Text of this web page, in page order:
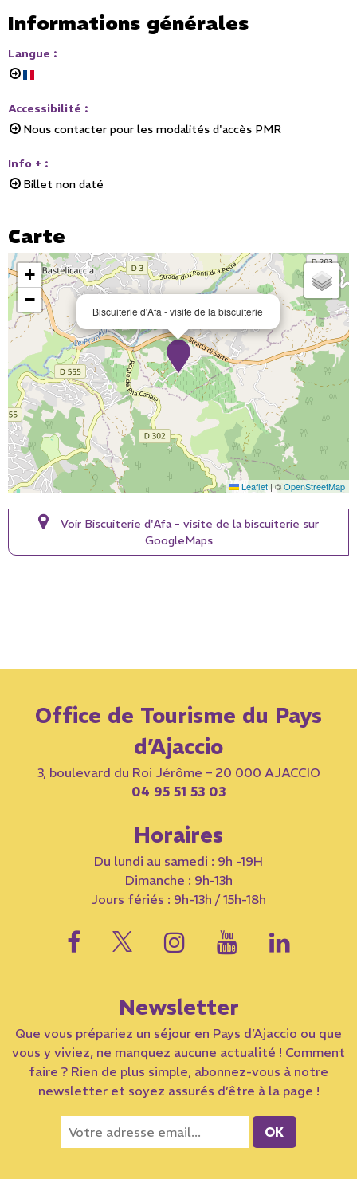
Informations générales
Langue :
Accessibilité :
Nous contacter pour les modalités d'accès PMR
Info + :
Billet non daté
Carte
Biscuiterie d'Afa - visite de la biscuiterie
+
−
Leaflet | ©OpenStreetMap
Voir Biscuiterie d'Afa - visite de la biscuiterie sur
GoogleMaps
Office de Tourisme du Pays
d’Ajaccio
3, boulevard du Roi Jérôme – 20 000 AJACCIO
04 95 51 53 03
Horaires
Du lundi au samedi : 9h -19H
Dimanche : 9h-13h
Jours fériés : 9h-13h / 15h-18h
Newsletter
Que vous prépariez un séjour en Pays d’Ajaccio ou que
vous y viviez, ne manquez aucune actualité ! Comment
faire ? Rien de plus simple, abonnez-vous à notre
newsletter et soyez assurés d’être à la page !